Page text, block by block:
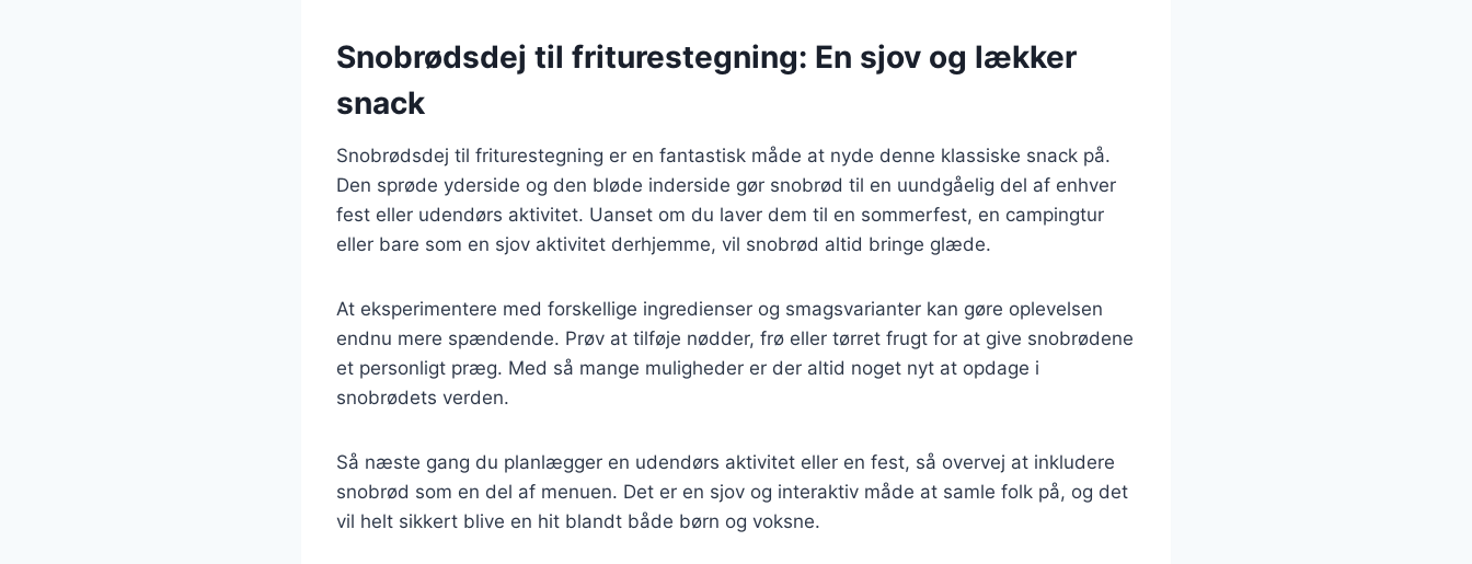
Snobrødsdej til friturestegning: En sjov og lækker
snack
Snobrødsdej til friturestegning er en fantastisk måde at nyde denne klassiske snack på.
Den sprøde yderside og den bløde inderside gør snobrød til en uundgåelig del af enhver
fest eller udendørs aktivitet. Uanset om du laver dem til en sommerfest, en campingtur
eller bare som en sjov aktivitet derhjemme, vil snobrød altid bringe glæde.
At eksperimentere med forskellige ingredienser og smagsvarianter kan gøre oplevelsen
endnu mere spændende. Prøv at tilføje nødder, frø eller tørret frugt for at give snobrødene
et personligt præg. Med så mange muligheder er der altid noget nyt at opdage i
snobrødets verden.
Så næste gang du planlægger en udendørs aktivitet eller en fest, så overvej at inkludere
snobrød som en del af menuen. Det er en sjov og interaktiv måde at samle folk på, og det
vil helt sikkert blive en hit blandt både børn og voksne.